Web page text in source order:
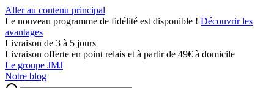
Aller au contenu principal
Le nouveau programme de fidélité est disponible ! Découvrir les
avantages
Livraison de 3 à 5 jours
Livraison offerte en point relais et à partir de 49€ à domicile
Le groupe JMJ
Notre blog